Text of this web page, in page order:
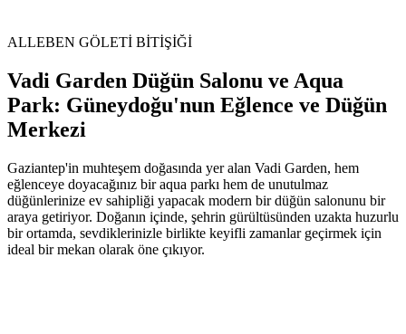
ALLEBEN GÖLETİ BİTİŞİĞİ
Vadi Garden Düğün Salonu ve Aqua
Park: Güneydoğu'nun Eğlence ve Düğün
Merkezi
Gaziantep'in muhteşem doğasında yer alan Vadi Garden, hem
eğlenceye doyacağınız bir aqua parkı hem de unutulmaz
düğünlerinize ev sahipliği yapacak modern bir düğün salonunu bir
araya getiriyor. Doğanın içinde, şehrin gürültüsünden uzakta huzurlu
bir ortamda, sevdiklerinizle birlikte keyifli zamanlar geçirmek için
ideal bir mekan olarak öne çıkıyor.